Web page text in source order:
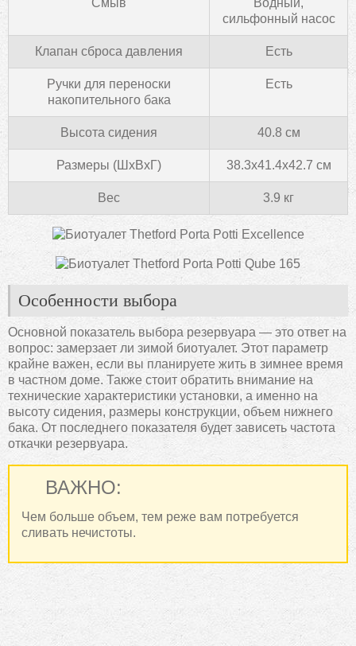
сильфонный насос
Клапан сброса давления Есть
Ручки для переноски
накопительного бака
Есть
Высота сидения 40.8 см
Размеры (ШхВхГ) 38.3x41.4x42.7 см
Вес 3.9 кг
Особенности выбора
Основной показатель выбора резервуара — это ответ на
вопрос: замерзает ли зимой биотуалет. Этот параметр
крайне важен, если вы планируете жить в зимнее время
в частном доме. Также стоит обратить внимание на
технические характеристики установки, а именно на
высоту сидения, размеры конструкции, объем нижнего
бака. От последнего показателя будет зависеть частота
откачки резервуара.
ВАЖНО:
Чем больше объем, тем реже вам потребуется
сливать нечистоты.